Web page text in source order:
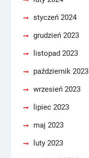
styczeń 2024
grudzień 2023
listopad 2023
październik 2023
wrzesień 2023
lipiec 2023
maj 2023
luty 2023